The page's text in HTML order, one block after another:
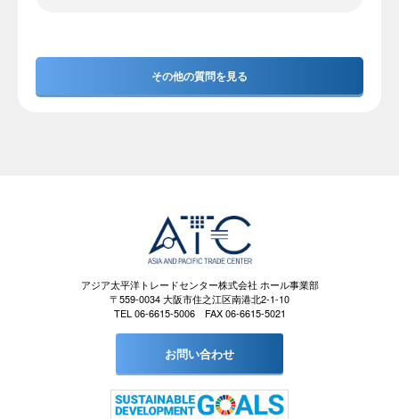
その他の質問を見る
アジア太平洋トレードセンター株式会社 ホール事業部
〒559-0034 大阪市住之江区南港北2-1-10
TEL 06-6615-5006 FAX 06-6615-5021
お問い合わせ